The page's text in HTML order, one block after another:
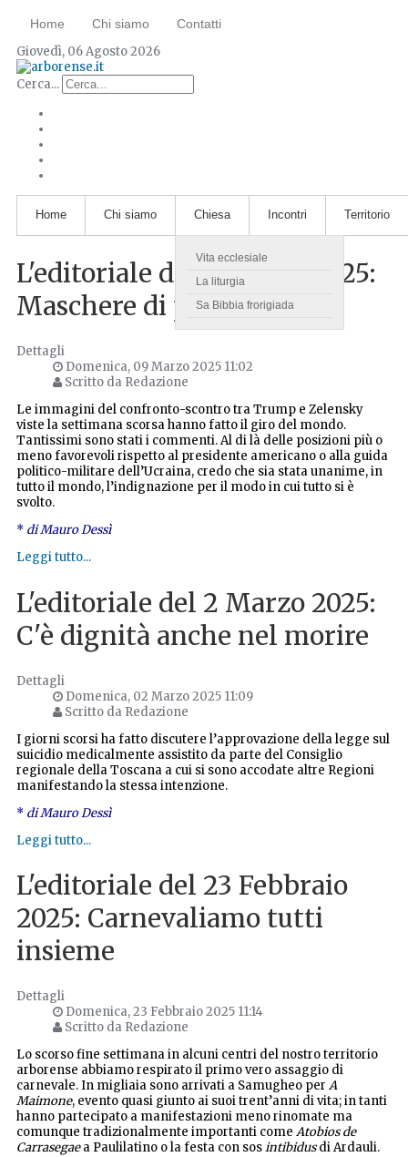
Home Chi siamo Contatti
Giovedì, 06 Agosto 2026
Cerca...
Home Chi siamo Chiesa
Vita ecclesiale
La liturgia
Sa Bibbia frorigiada
Incontri Territorio
L'editoriale del 9 Marzo 2025:
Maschere di pace
Dettagli
Domenica, 09 Marzo 2025 11:02
Scritto da Redazione
Le immagini del confronto-scontro tra Trump e Zelensky
viste la settimana scorsa hanno fatto il giro del mondo.
Tantissimi sono stati i commenti. Al di là delle posizioni più o
meno favorevoli rispetto al presidente americano o alla guida
politico-militare dell’Ucraina, credo che sia stata unanime, in
tutto il mondo, l’indignazione per il modo in cui tutto si è
svolto.
* di Mauro Dessì
Leggi tutto...
L'editoriale del 2 Marzo 2025:
C'è dignità anche nel morire
Dettagli
Domenica, 02 Marzo 2025 11:09
Scritto da Redazione
I giorni scorsi ha fatto discutere l’approvazione della legge sul
suicidio medicalmente assistito da parte del Consiglio
regionale della Toscana a cui si sono accodate altre Regioni
manifestando la stessa intenzione.
* di Mauro Dessì
Leggi tutto...
L'editoriale del 23 Febbraio
2025: Carnevaliamo tutti
insieme
Dettagli
Domenica, 23 Febbraio 2025 11:14
Scritto da Redazione
Lo scorso fine settimana in alcuni centri del nostro territorio
arborense abbiamo respirato il primo vero assaggio di
carnevale. In migliaia sono arrivati a Samugheo per A
Maimone, evento quasi giunto ai suoi trent’anni di vita; in tanti
hanno partecipato a manifestazioni meno rinomate ma
comunque tradizionalmente importanti come Atobios de
Carrasegaea Paulilatino o la festa con sosintibidusdi Ardauli.